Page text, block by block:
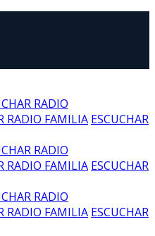
RADIO
RADIO FAMILIA ESCUCHAR
RADIO
RADIO FAMILIA ESCUCHAR
RADIO
RADIO FAMILIA ESCUCHAR